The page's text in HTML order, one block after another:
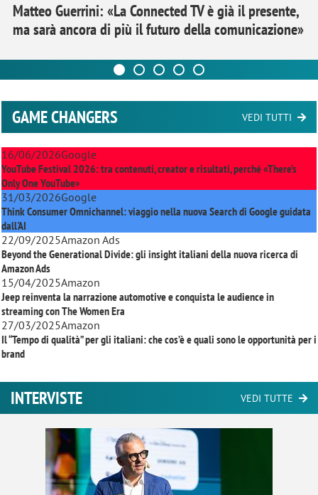
Matteo Guerrini: «La Connected TV è già il presente,
ma sarà ancora di più il futuro della comunicazione»
GAME CHANGERS VEDI TUTTI
16/06/2026Google
YouTube Festival 2026: tra contenuti, creator e risultati, perché «There’s
Only One YouTube»
31/03/2026Google
Think Consumer Omnichannel: viaggio nella nuova Search di Google guidata
dall'AI
22/09/2025Amazon Ads
Beyond the Generational Divide: gli insight italiani della nuova ricerca di
Amazon Ads
15/04/2025Amazon
Jeep reinventa la narrazione automotive e conquista le audience in
streaming conThe Women Era
27/03/2025Amazon
Il “Tempo di qualità” per gli italiani: che cos’è e quali sono le opportunità per i
brand
INTERVISTE VEDI TUTTE